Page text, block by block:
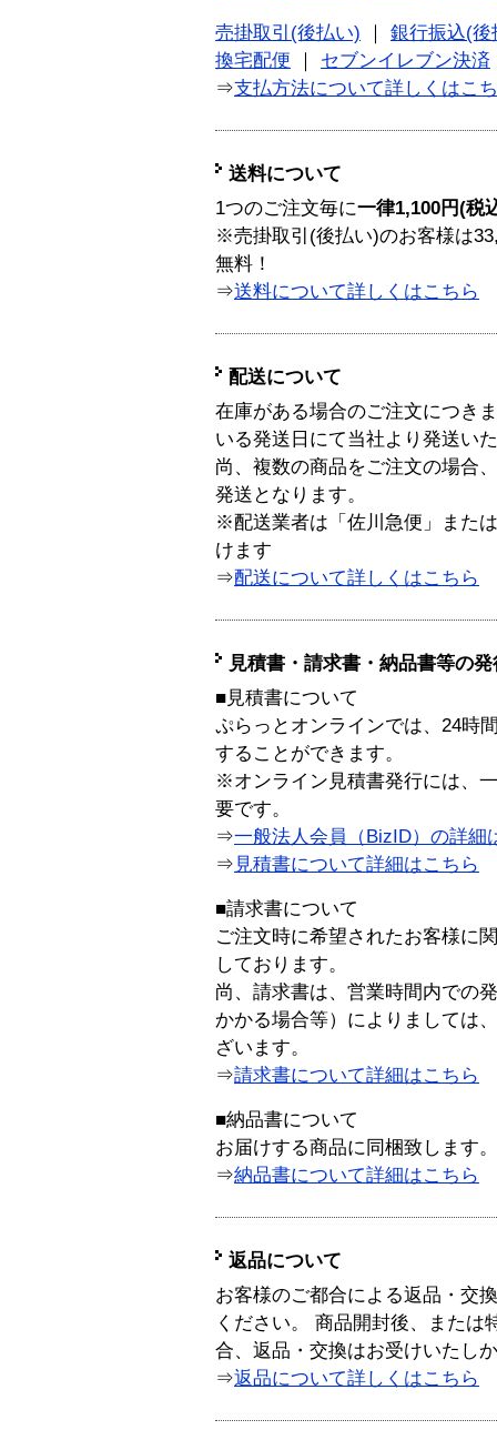
売掛取引(後払い)
銀行振込(後
換宅配便
セブンイレブン決済
⇒支払方法について詳しくはこ
送料について
1つのご注文毎に一律1,100円(税
※売掛取引(後払い)のお客様は
無料！
⇒送料について詳しくはこちら
配送について
在庫がある場合のご注文につき
いる発送日にて当社より発送い
尚、複数の商品をご注文の場合
発送となります。
※配送業者は「佐川急便」また
けます
⇒配送について詳しくはこちら
見積書・請求書・納品書等の
■見積書について
ぷらっとオンラインでは、24時
することができます。
※オンライン見積書発行には、
要です。
⇒一般法人会員（BizID）の詳細
⇒ 見積書について詳細はこちら
■請求書について
ご注文時に希望されたお客様に
しております。
尚、請求書は、営業時間内での
かかる場合等）によりましては
ざいます。
⇒請求書について詳細はこちら
■納品書について
お届けする商品に同梱致します。
⇒納品書について詳細はこちら
返品について
お客様のご都合による返品・交
ください。 商品開封後、または
合、返品・交換はお受けいたし
⇒返品について詳しくはこちら